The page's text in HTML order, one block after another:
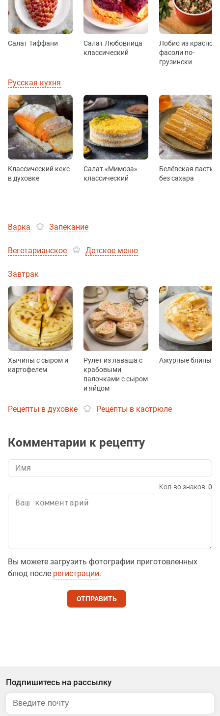
Салат Тиффани
Салат Любовница
классический
Лобио из красной
фасоли по-
грузински
Русская кухня
Классический кекс
в духовке
Салат «Мимоза»
классический
Белёвская
без сахара
Варка Запекание
Вегетарианское Детское меню
Завтрак
Хычины с сыром и
картофелем
Рулет из лаваша с
крабовыми
палочками с сыром
и яйцом
Ажурные блины
Рецепты в духовке Рецепты в кастрюле
Комментарии к рецепту
Кол-во знаков: 0
Вы можете загрузить фотографии приготовленных
блюд после регистрации.
ОТПРАВИТЬ
Подпишитесь на рассылку